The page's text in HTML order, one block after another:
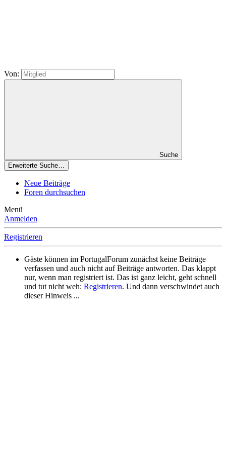
Von:
Suche
Erweiterte Suche…
Neue Beiträge
Foren durchsuchen
Menü
Anmelden
Registrieren
Gäste können im PortugalForum zunächst keine Beiträge
verfassen und auch nicht auf Beiträge antworten. Das klappt
nur, wenn man registriert ist. Das ist ganz leicht, geht schnell
und tut nicht weh: Registrieren. Und dann verschwindet auch
dieser Hinweis ...